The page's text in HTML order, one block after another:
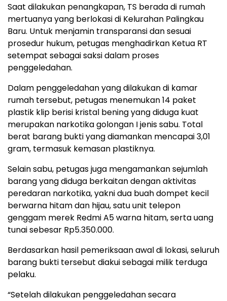
Saat dilakukan penangkapan, TS berada di rumah
mertuanya yang berlokasi di Kelurahan Palingkau
Baru. Untuk menjamin transparansi dan sesuai
prosedur hukum, petugas menghadirkan Ketua RT
setempat sebagai saksi dalam proses
penggeledahan.
Dalam penggeledahan yang dilakukan di kamar
rumah tersebut, petugas menemukan 14 paket
plastik klip berisi kristal bening yang diduga kuat
merupakan narkotika golongan I jenis sabu. Total
berat barang bukti yang diamankan mencapai 3,01
gram, termasuk kemasan plastiknya.
Selain sabu, petugas juga mengamankan sejumlah
barang yang diduga berkaitan dengan aktivitas
peredaran narkotika, yakni dua buah dompet kecil
berwarna hitam dan hijau, satu unit telepon
genggam merek Redmi A5 warna hitam, serta uang
tunai sebesar Rp5.350.000.
Berdasarkan hasil pemeriksaan awal di lokasi, seluruh
barang bukti tersebut diakui sebagai milik terduga
pelaku.
“Setelah dilakukan penggeledahan secara